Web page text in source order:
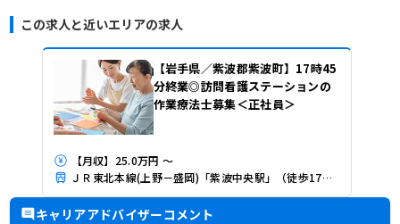
この求人と近いエリアの求人
【岩手県／紫波郡紫波町】17時45
分終業◎訪問看護ステーションの
作業療法士募集＜正社員＞
【月収】25.0万円 ～
ＪＲ東北本線(上野－盛岡)「紫波中央駅」（徒歩17分）
キャリアアドバイザーコメント